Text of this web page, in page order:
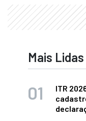
Mais Lidas
ITR